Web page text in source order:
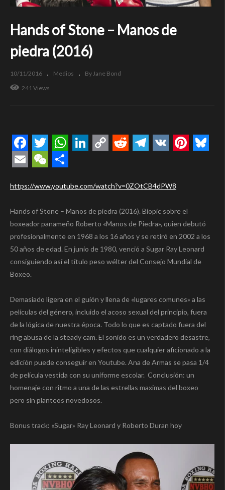
Hands of Stone – Manos de
piedra (2016)
10/11/2016 Medios
By Jane Bond
241 Views
Facebook
TwitterWhatsApp
https://www.youtube.com/watch?v=0ZOtCB4dPW8
Hands of Stone – Manos de piedra (2016). Biopic sobre el
boxeador panameño Roberto «Manos de Piedra», quien debutó
profesionalmente en 1968 a los 16 años y se retiró en 2002 a los
50 años de edad. En junio de 1980, venció a Sugar Ray Leonard
consiguiendo así el título peso wélter del Consejo Mundial de
Boxeo.
Demasiado ligera en el guión y llena de «lugares comunes» a las
películas del género, incluido el acoso sexual del principio, fuera
de la lógica de nuestra época. Todo lo que es captado fuera del
ring abusa de la steady cam. El sonido es un verdadero desastre,
con diálogos ininteligibles y efectos que cualquier aficionado a la
edición puede conseguir en Youtube. Ana de Armas se pasa 1/4
de película vestida con su uniforme escolar. Conclusión: un
homenaje con ritmo a una de las estrellas maximas del boxeo
pero sin planteos novedosos.
Bonus track: «Sugar» Ray Leonard y Roberto Duran hoy